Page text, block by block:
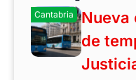
Cantabria
Nueva
de